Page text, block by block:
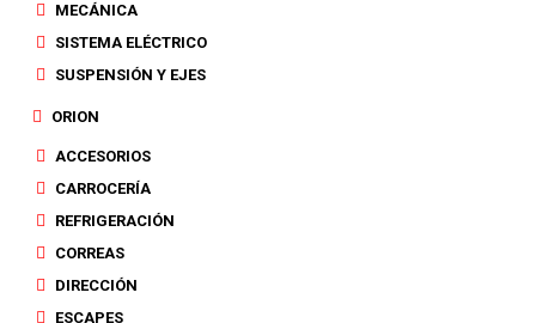
MECÁNICA
SISTEMA ELÉCTRICO
SUSPENSIÓN Y EJES
ORION
ACCESORIOS
CARROCERÍA
REFRIGERACIÓN
CORREAS
DIRECCIÓN
ESCAPES